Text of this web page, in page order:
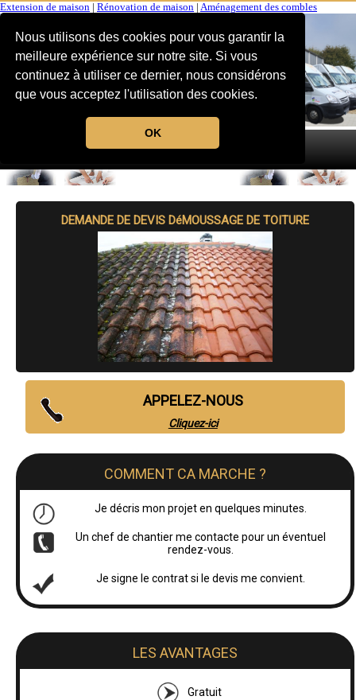
Nous utilisons des cookies pour vous garantir la
meilleure expérience sur notre site. Si vous
continuez à utiliser ce dernier, nous considérons
que vous acceptez l'utilisation des cookies.
OK
Extension de maison Rénovation de maison Aménagement des combles
MENU
DEMANDE DE DEVIS DéMOUSSAGE DE TOITURE
APPELEZ-NOUS
Cliquez-ici
COMMENT CA MARCHE ?
Je décris mon projet en quelques minutes.
Un chef de chantier me contacte pour un éventuel
rendez-vous.
Je signe le contrat si le devis me convient.
LES AVANTAGES
Gratuit